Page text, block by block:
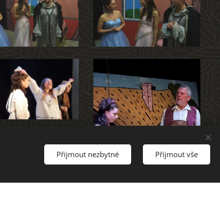
Přijmout nezbytné Přijmout vše